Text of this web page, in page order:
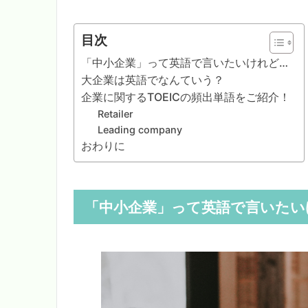
目次
「中小企業」って英語で言いたいけれど…
大企業は英語でなんていう？
企業に関するTOEICの頻出単語をご紹介！
Retailer
Leading company
おわりに
「中小企業」って英語で言いた